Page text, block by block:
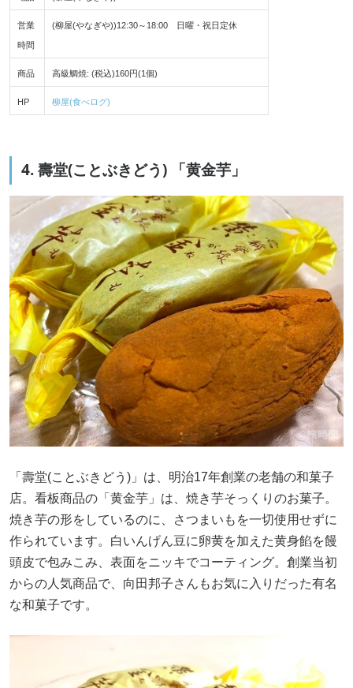
営業
時間
(柳屋(やなぎや))12:30～18:00 日曜・祝日定休
商品 高級鯛焼: (税込)160円(1個)
HP 柳屋(食べログ)
4. 壽堂(ことぶきどう) 「黄金芋」
「壽堂(ことぶきどう)」は、明治17年創業の老舗の和菓子
店。看板商品の「黄金芋」は、焼き芋そっくりのお菓子。
焼き芋の形をしているのに、さつまいもを一切使用せずに
作られています。白いんげん豆に卵黄を加えた黄身餡を饅
頭皮で包みこみ、表面をニッキでコーティング。創業当初
からの人気商品で、向田邦子さんもお気に入りだった有名
な和菓子です。